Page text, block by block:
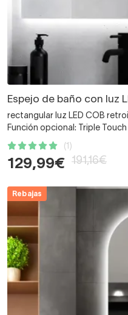
Espejo de baño con luz
rectangular luz LED COB
Función opcional: Triple
(1)
129,99€ 191,16€
Rebajas